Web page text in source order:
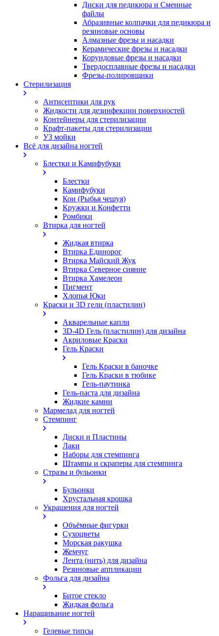
Диски для педикюра и Сменные
файлы
Абразивные колпачки для педикюра и
резиновые основы
Алмазные фрезы и насадки
Керамические фрезы и насадки
Корундовые фрезы и насадки
Твердосплавные фрезы и насадки
Фрезы-полировщики
Стерилизация
Антисептики для рук
Жидкости для дезинфекции поверхностей
Контейнеры для стерилизации
Крафт-пакеты для стерилизации
УЗ мойки
Всё для дизайна ногтей
Блестки и Камифубуки
Блестки
Камифубуки
Кои (Рыбья чешуя)
Кружки и Конфетти
Ромбики
Втирка для ногтей
Жидкая втирка
Втирка Единорог
Втирка Майский Жук
Втирка Северное сияние
Втирка Хамелеон
Пигмент
Хлопья Юки
Краски и 3D гели (пластилин)
Акварельные капли
3D-4D Гель (пластилин) для дизайна
Акриловые Краски
Гель Краски
Гель Краски в баночке
Гель Краски в тюбике
Гель-паутинка
Гель-паста для дизайна
Жидкие камни
Мармелад для ногтей
Стемпинг
Диски и Пластины
Лаки
Наборы для стемпинга
Штампы и скраперы для стемпинга
Стразы и бульонки
Бульонки
Хрустальная крошка
Украшения для ногтей
Объёмные фигурки
Сухоцветы
Морская ракушка
Жемчуг
Лента (нить) для дизайна
Резиновые аппликации
Фольга для дизайна
Битое стекло
Жидкая фольга
Наращивание ногтей
Гелевые типсы